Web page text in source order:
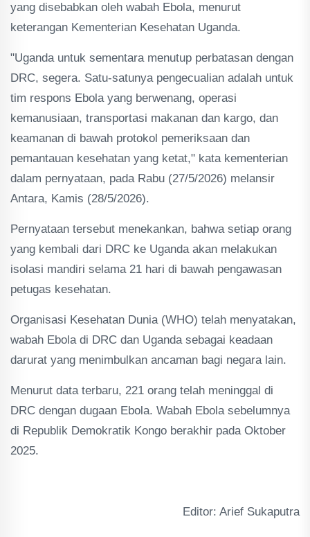
yang disebabkan oleh wabah Ebola, menurut
keterangan Kementerian Kesehatan Uganda.
"Uganda untuk sementara menutup perbatasan dengan
DRC, segera. Satu-satunya pengecualian adalah untuk
tim respons Ebola yang berwenang, operasi
kemanusiaan, transportasi makanan dan kargo, dan
keamanan di bawah protokol pemeriksaan dan
pemantauan kesehatan yang ketat," kata kementerian
dalam pernyataan, pada Rabu (27/5/2026) melansir
Antara, Kamis (28/5/2026).
Pernyataan tersebut menekankan, bahwa setiap orang
yang kembali dari DRC ke Uganda akan melakukan
isolasi mandiri selama 21 hari di bawah pengawasan
petugas kesehatan.
Organisasi Kesehatan Dunia (WHO) telah menyatakan,
wabah Ebola di DRC dan Uganda sebagai keadaan
darurat yang menimbulkan ancaman bagi negara lain.
Menurut data terbaru, 221 orang telah meninggal di
DRC dengan dugaan Ebola. Wabah Ebola sebelumnya
di Republik Demokratik Kongo berakhir pada Oktober
2025.
Editor: Arief Sukaputra